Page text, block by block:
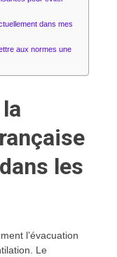
dans mes
aux normes une
les
l’évacuation
Le